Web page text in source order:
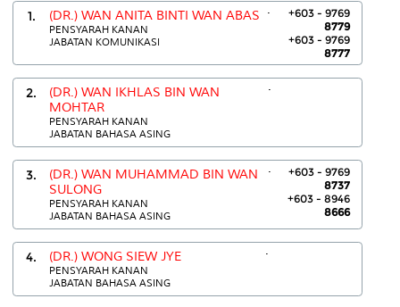
1. (DR.) WAN ANITA BINTI WAN ABAS
PENSYARAH KANAN
JABATAN KOMUNIKASI
.
+603 - 9769
8779
+603 - 9769
8777
2.
(DR.) WAN IKHLAS BIN WAN
MOHTAR
PENSYARAH KANAN
JABATAN BAHASA ASING
.
3.
(DR.) WAN MUHAMMAD BIN WAN
SULONG
PENSYARAH KANAN
JABATAN BAHASA ASING
.
+603 - 9769
8737
+603 - 8946
8666
4. (DR.) WONG SIEW JYE
PENSYARAH KANAN
JABATAN BAHASA ASING
.